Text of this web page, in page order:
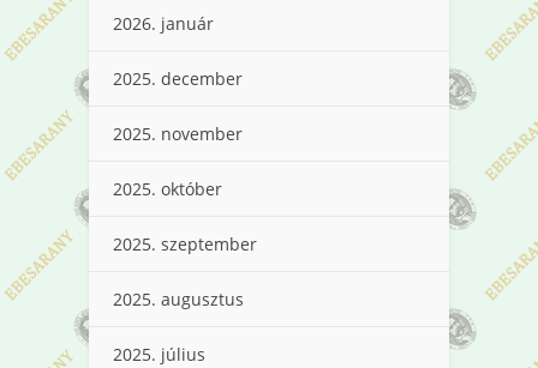
2026. január
2025. december
2025. november
2025. október
2025. szeptember
2025. augusztus
2025. július